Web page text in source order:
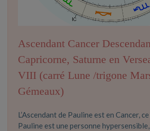
Ascendant Cancer
Capricorne, Saturne en
VIII (carré Lune /trigone
Gémeaux)
L’Ascendant de Pauline est en Cancer,
Pauline est une personne